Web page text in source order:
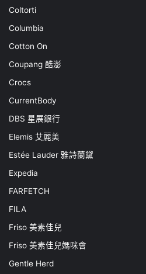
Coltorti
Columbia
Cotton On
Coupang 酷澎
Crocs
CurrentBody
DBS 星展銀行
Elemis 艾麗美
Estée Lauder 雅詩蘭黛
Expedia
FARFETCH
FILA
Friso 美素佳兒
Friso 美素佳兒媽咪會
Gentle Herd